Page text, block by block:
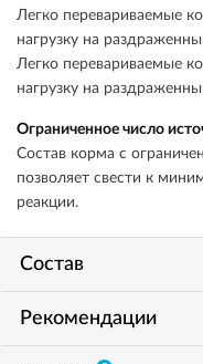
Легко перевариваемые
нагрузку на
Легко перевариваемые
нагрузку на
Ограниченное число
Состав корма с
позволяет свести к
реакции.
Состав
Рекомендации